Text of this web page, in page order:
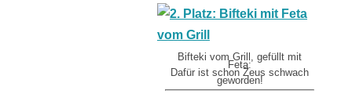
Bifteki vom Grill, gefüllt mit
Feta:
Dafür ist schon Zeus schwach
geworden!